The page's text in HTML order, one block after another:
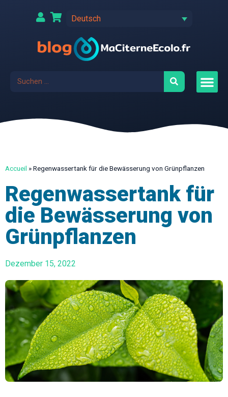
Deutsch
Accueil »Regenwassertank für die Bewässerung von Grünpflanzen
Regenwassertank für
die Bewässerung von
Grünpflanzen
Dezember 15, 2022